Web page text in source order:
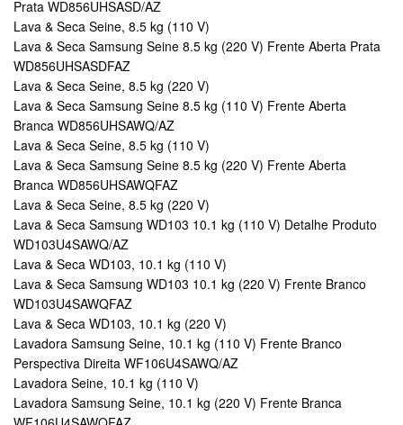
Prata WD856UHSASD/AZ
Lava & Seca Seine, 8.5 kg (110 V)
Lava & Seca Samsung Seine 8.5 kg (220 V) Frente Aberta Prata
WD856UHSASDFAZ
Lava & Seca Seine, 8.5 kg (220 V)
Lava & Seca Samsung Seine 8.5 kg (110 V) Frente Aberta
Branca WD856UHSAWQ/AZ
Lava & Seca Seine, 8.5 kg (110 V)
Lava & Seca Samsung Seine 8.5 kg (220 V) Frente Aberta
Branca WD856UHSAWQFAZ
Lava & Seca Seine, 8.5 kg (220 V)
Lava & Seca Samsung WD103 10.1 kg (110 V) Detalhe Produto
WD103U4SAWQ/AZ
Lava & Seca WD103, 10.1 kg (110 V)
Lava & Seca Samsung WD103 10.1 kg (220 V) Frente Branco
WD103U4SAWQFAZ
Lava & Seca WD103, 10.1 kg (220 V)
Lavadora Samsung Seine, 10.1 kg (110 V) Frente Branco
Perspectiva Direita WF106U4SAWQ/AZ
Lavadora Seine, 10.1 kg (110 V)
Lavadora Samsung Seine, 10.1 kg (220 V) Frente Branca